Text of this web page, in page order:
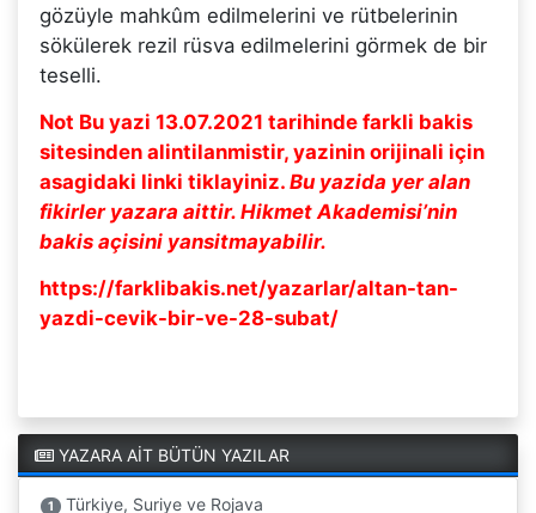
gözüyle mahkûm edilmelerini ve rütbelerinin
sökülerek rezil rüsva edilmelerini görmek de bir
teselli.
Not Bu yazi 13.07.2021 tarihinde farkli bakis
sitesinden alintilanmistir, yazinin orijinali için
asagidaki linki tiklayiniz. Bu yazida yer alan
fikirler yazara aittir. Hikmet Akademisi’nin
bakis açisini yansitmayabilir.
https://farklibakis.net/yazarlar/altan-tan-
yazdi-cevik-bir-ve-28-subat/
YAZARA AİT BÜTÜN YAZILAR
1 Türkiye, Suriye ve Rojava